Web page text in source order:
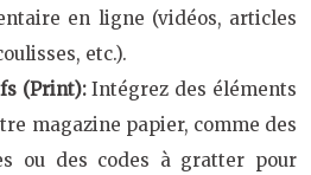
en ligne (vidéos, articles
etc.).
(Print):Intégrez des éléments
magazine papier, comme des
ou des codes à gratter pour